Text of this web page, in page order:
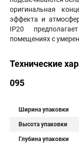
оригинальная
эффекта и
IP20
помещениях с
Технические
095
Ширина упаковки
Высота упаковки
Глубина упаковки